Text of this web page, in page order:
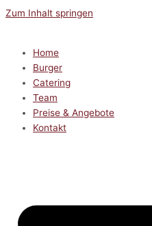
Zum Inhalt springen
Home
Burger
Catering
Team
Preise & Angebote
Kontakt